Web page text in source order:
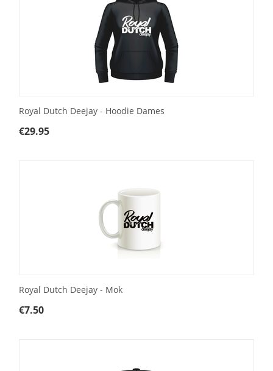
Royal Dutch Deejay - Hoodie Dames
€29.95
Royal Dutch Deejay - Mok
€7.50